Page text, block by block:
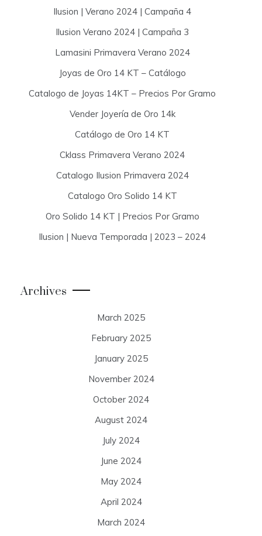
Ilusion | Verano 2024 | Campaña 4
Ilusion Verano 2024 | Campaña 3
Lamasini Primavera Verano 2024
Joyas de Oro 14 KT – Catálogo
Catalogo de Joyas 14KT – Precios Por Gramo
Vender Joyería de Oro 14k
Catálogo de Oro 14 KT
Cklass Primavera Verano 2024
Catalogo Ilusion Primavera 2024
Catalogo Oro Solido 14 KT
Oro Solido 14 KT | Precios Por Gramo
Ilusion | Nueva Temporada | 2023 – 2024
Archives
March 2025
February 2025
January 2025
November 2024
October 2024
August 2024
July 2024
June 2024
May 2024
April 2024
March 2024